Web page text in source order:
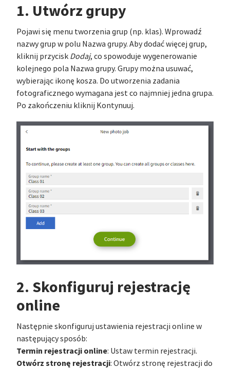
1. Utwórz grupy
Pojawi się menu tworzenia grup (np. klas). Wprowadź
nazwy grup w polu Nazwa grupy. Aby dodać więcej grup,
kliknij przycisk Dodaj, co spowoduje wygenerowanie
kolejnego pola Nazwa grupy. Grupy można usuwać,
wybierając ikonę kosza. Do utworzenia zadania
fotograficznego wymagana jest co najmniej jedna grupa.
Po zakończeniu kliknij Kontynuuj.
2. Skonfiguruj rejestrację
online
Następnie skonfiguruj ustawienia rejestracji online w
następujący sposób:
Termin rejestracji online: Ustaw termin rejestracji.
Otwórz stronę rejestracji: Otwórz stronę rejestracji do